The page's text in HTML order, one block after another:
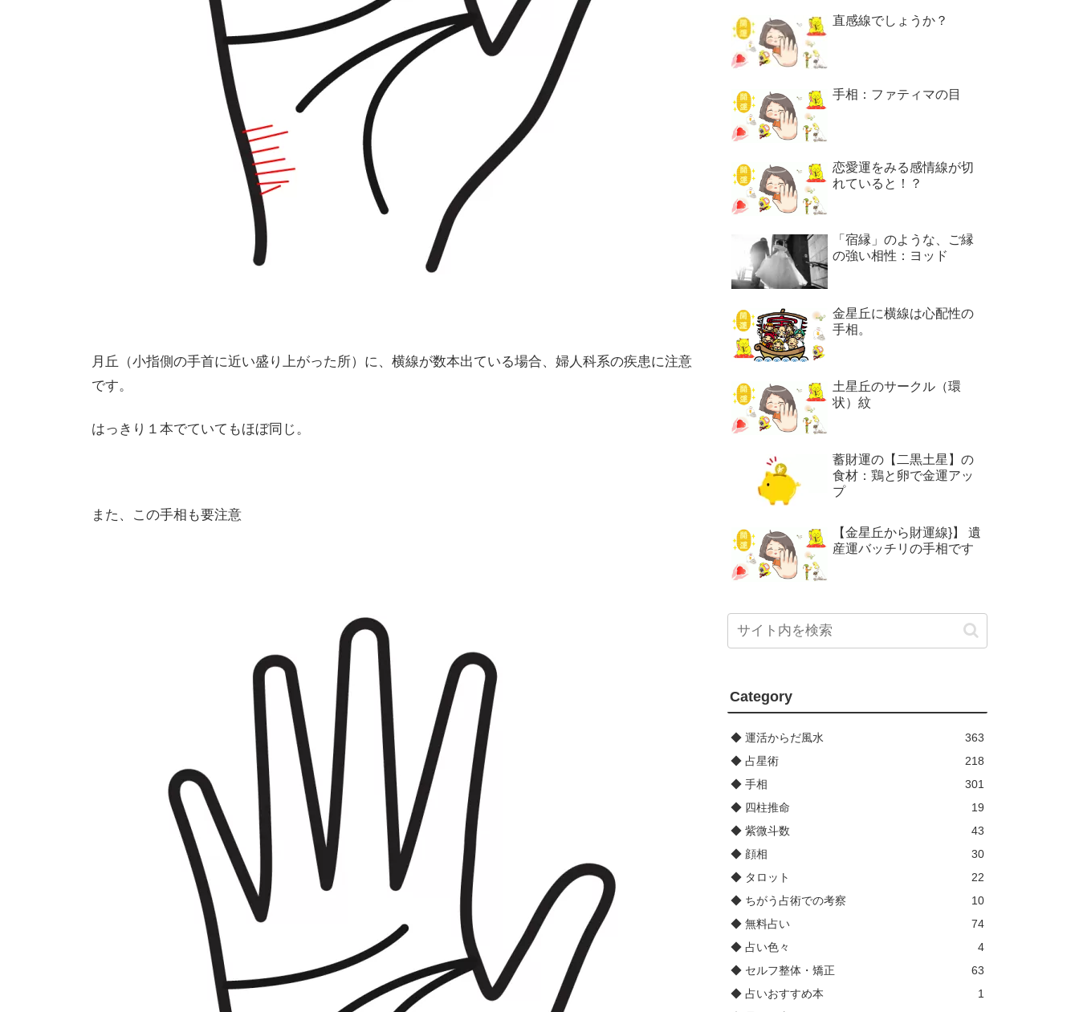
月丘（小指側の手首に近い盛り上がった所）に、横線が数本出ている場合、婦人科系の疾患に注意
です。
はっきり１本でていてもほぼ同じ。
また、この手相も要注意
直感線でしょうか？
手相：ファティマの目
恋愛運をみる感情線が切
れていると！？
「宿縁」のような、ご縁
の強い相性：ヨッド
金星丘に横線は心配性の
手相。
土星丘のサークル（環
状）紋
蓄財運の【二黒土星】の
食材：鶏と卵で金運アッ
プ
【金星丘から財運線}】 遺
産運バッチリの手相です
Category
◆ 運活からだ風水
363
◆ 占星術
218
◆ 手相
301
◆ 四柱推命
19
◆ 紫微斗数
43
◆ 顔相
30
◆ タロット
22
◆ ちがう占術での考察
10
◆ 無料占い
74
◆ 占い色々
4
◆ セルフ整体・矯正
63
◆ 占いおすすめ本
1